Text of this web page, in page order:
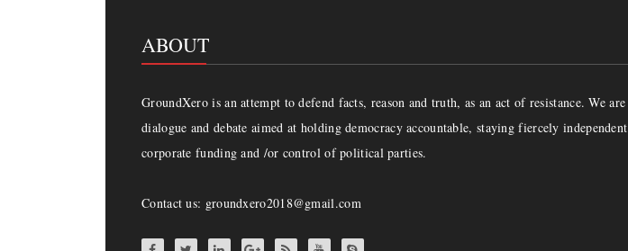
ABOUT
GroundXero is an attempt to defend facts, reason and truth, as an act of resistance. We
dialogue and debate aimed at holding democracy accountable, staying fiercely
corporate funding and /or control of political parties.
Contact us: groundxero2018@gmail.com